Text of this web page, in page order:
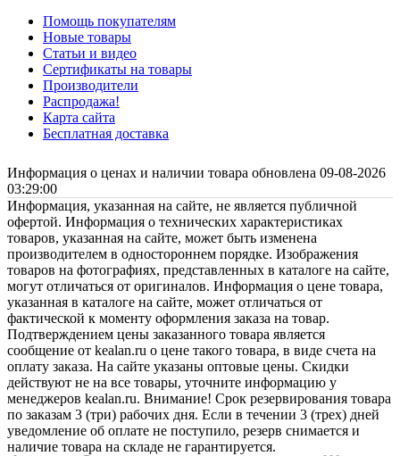
Помощь покупателям
Новые товары
Статьи и видео
Сертификаты на товары
Производители
Распродажа!
Карта сайта
Бесплатная доставка
Информация о ценах и наличии товара обновлена 09-08-2026
03:29:00
Информация, указанная на сайте, не является публичной
офертой. Информация о технических характеристиках
товаров, указанная на сайте, может быть изменена
производителем в одностороннем порядке. Изображения
товаров на фотографиях, представленных в каталоге на сайте,
могут отличаться от оригиналов. Информация о цене товара,
указанная в каталоге на сайте, может отличаться от
фактической к моменту оформления заказа на товар.
Подтверждением цены заказанного товара является
сообщение от kealan.ru о цене такого товара, в виде счета на
оплату заказа. На сайте указаны оптовые цены. Скидки
действуют не на все товары, уточните информацию у
менеджеров kealan.ru. Внимание! Срок резервирования товара
по заказам 3 (три) рабочих дня. Если в течении 3 (трех) дней
уведомление об оплате не поступило, резерв снимается и
наличие товара на складе не гарантируется.